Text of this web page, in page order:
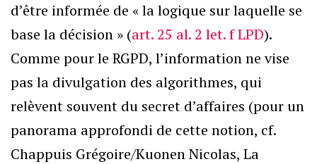
d’être informée de « la logique sur laquelle se
base la décision » (art. 25 al. 2 let. f LPD).
Comme pour le RGPD, l’information ne vise
pas la divulgation des algorithmes, qui
relèvent souvent du secret d’affaires (pour un
panorama approfondi de cette notion, cf.
Chappuis Grégoire/Kuonen Nicolas, La